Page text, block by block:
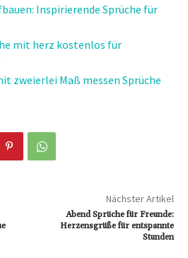
Inspirierende Sprüche für
mit herz kostenlos für
zweierlei Maß messen Sprüche
Nächster Artikel
Abend Sprüche für Freunde:
Herzensgrüße für entspannte
Stunden